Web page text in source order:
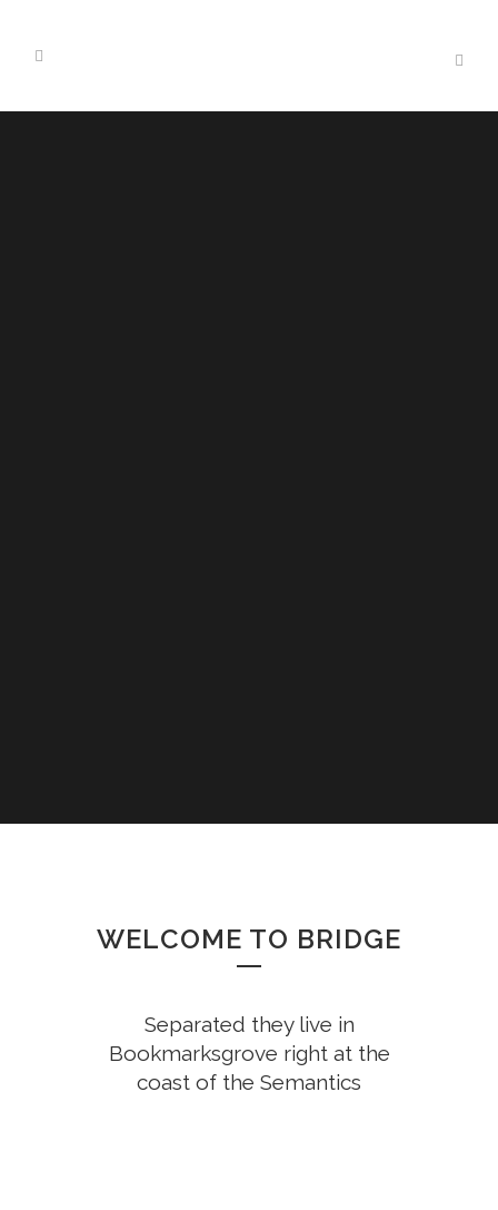
WELCOME TO BRIDGE
Separated they live in
Bookmarksgrove right at the
coast of the Semantics